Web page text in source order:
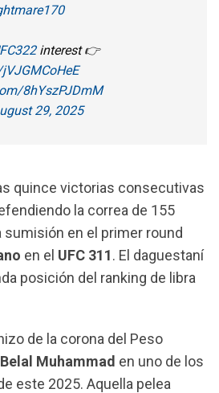
interest 👉
8hYszPJDmM
29, 2025
quince victorias consecutivas
la correa de 155
sumisión en el primer round
en el UFC 311. El daguestaní
posición del ranking de libra
de la corona del Peso
Belal Muhammad en uno de los
este 2025. Aquella pelea